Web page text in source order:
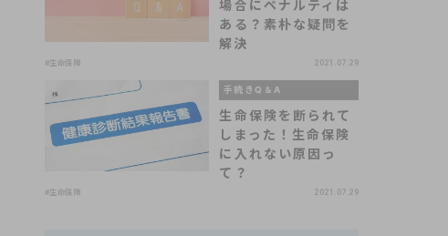
場合にペナルティは
ある？素朴な疑問を
解決
#生命保険 2021.07.29
手続きQ＆A
生命保険を断られて
しまった！生命保険
に入れない原因っ
て？
#生命保険 2021.07.29